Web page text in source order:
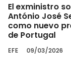
El exministro
António José
como nuevo
de Portugal
EFE 09/03/2026